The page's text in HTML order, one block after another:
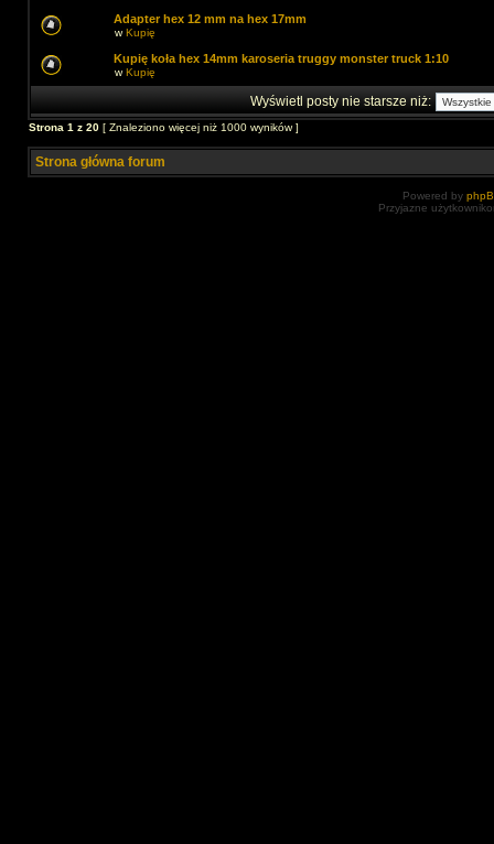
Adapter hex 12 mm na hex 17mm
wKupię
Kupię koła hex 14mm karoseria truggy monster truck 1:10
wKupię
Wyświetl posty nie starsze niż:
Strona 1 z 20 [ Znaleziono więcej niż 1000 wyników ]
Strona główna forum
Powered by
Przyjazne